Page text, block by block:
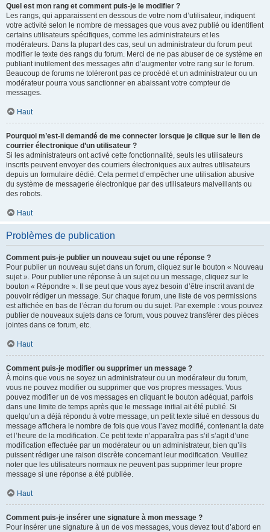
Quel est mon rang et comment puis-je le modifier ?
Les rangs, qui apparaissent en dessous de votre nom d’utilisateur, indiquent
votre activité selon le nombre de messages que vous avez publié ou identifient
certains utilisateurs spécifiques, comme les administrateurs et les
modérateurs. Dans la plupart des cas, seul un administrateur du forum peut
modifier le texte des rangs du forum. Merci de ne pas abuser de ce système en
publiant inutilement des messages afin d’augmenter votre rang sur le forum.
Beaucoup de forums ne toléreront pas ce procédé et un administrateur ou un
modérateur pourra vous sanctionner en abaissant votre compteur de
messages.
Haut
Pourquoi m’est-il demandé de me connecter lorsque je clique sur le lien de
courrier électronique d’un utilisateur ?
Si les administrateurs ont activé cette fonctionnalité, seuls les utilisateurs
inscrits peuvent envoyer des courriers électroniques aux autres utilisateurs
depuis un formulaire dédié. Cela permet d’empêcher une utilisation abusive
du système de messagerie électronique par des utilisateurs malveillants ou
des robots.
Haut
Problèmes de publication
Comment puis-je publier un nouveau sujet ou une réponse ?
Pour publier un nouveau sujet dans un forum, cliquez sur le bouton « Nouveau
sujet ». Pour publier une réponse à un sujet ou un message, cliquez sur le
bouton « Répondre ». Il se peut que vous ayez besoin d’être inscrit avant de
pouvoir rédiger un message. Sur chaque forum, une liste de vos permissions
est affichée en bas de l’écran du forum ou du sujet. Par exemple : vous pouvez
publier de nouveaux sujets dans ce forum, vous pouvez transférer des pièces
jointes dans ce forum, etc.
Haut
Comment puis-je modifier ou supprimer un message ?
À moins que vous ne soyez un administrateur ou un modérateur du forum,
vous ne pouvez modifier ou supprimer que vos propres messages. Vous
pouvez modifier un de vos messages en cliquant le bouton adéquat, parfois
dans une limite de temps après que le message initial ait été publié. Si
quelqu’un a déjà répondu à votre message, un petit texte situé en dessous du
message affichera le nombre de fois que vous l’avez modifié, contenant la date
et l’heure de la modification. Ce petit texte n’apparaîtra pas s’il s’agit d’une
modification effectuée par un modérateur ou un administrateur, bien qu’ils
puissent rédiger une raison discrète concernant leur modification. Veuillez
noter que les utilisateurs normaux ne peuvent pas supprimer leur propre
message si une réponse a été publiée.
Haut
Comment puis-je insérer une signature à mon message ?
Pour insérer une signature à un de vos messages, vous devez tout d’abord en